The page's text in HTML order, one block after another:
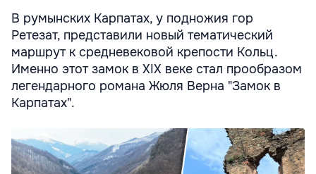
В румынских Карпатах, у подножия гор
Ретезат, представили новый тематический
маршрут к средневековой крепости Кольц.
Именно этот замок в XIX веке стал прообразом
легендарного романа Жюля Верна "Замок в
Карпатах".